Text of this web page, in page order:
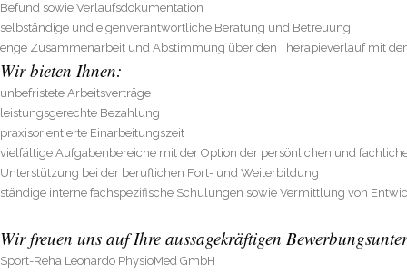
Befund sowie Verlaufsdokumentation
selbständige und eigenverantwortliche Beratung und Betreuung
enge Zusammenarbeit und Abstimmung über den Therapieverlauf mit
Wir bieten Ihnen:
unbefristete Arbeitsverträge
leistungsgerechte Bezahlung
praxisorientierte Einarbeitungszeit
vielfältige Aufgabenbereiche mit der Option der persönlichen und
Unterstützung bei der beruflichen Fort- und Weiterbildung
ständige interne fachspezifische Schulungen sowie Vermittlung von
Wir freuen uns auf Ihre aussagekräftigen
Sport-Reha Leonardo PhysioMed GmbH
Home
Leistungen
Alter-G
Jobs
Kontakt
Datenschutz
Deutsch